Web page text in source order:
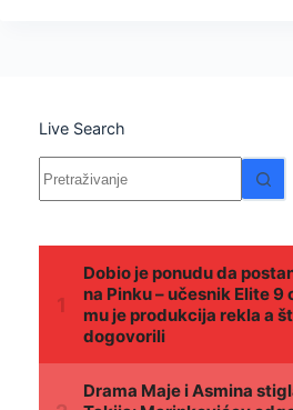
Live Search
Nema
rezultata.